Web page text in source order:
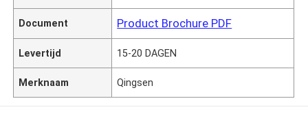
Document Product Brochure PDF
Levertijd 15-20 DAGEN
Merknaam Qingsen